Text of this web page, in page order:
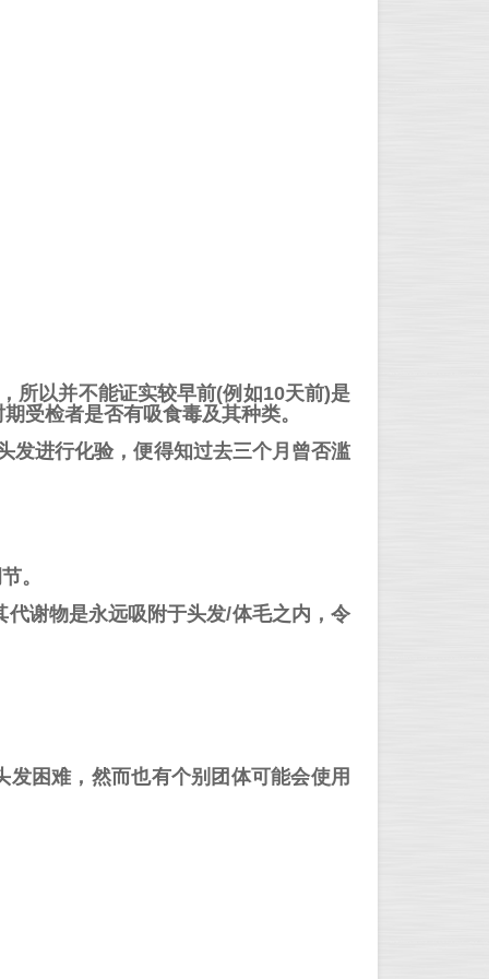
所以并不能证实较早前(例如10天前)是
受检者是否有吸食毒及其种类。
发进行化验，便得知过去三个月曾否滥
。
谢物是永远吸附于头发/体毛之内，令
困难，然而也有个别团体可能会使用